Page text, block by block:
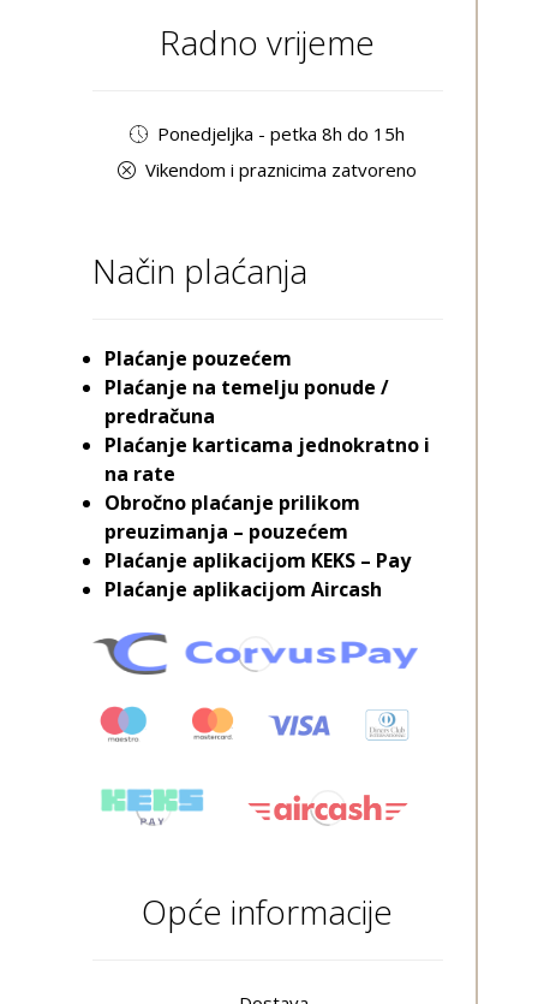
Radno vrijeme
Ponedjeljka - petka 8h do 15h
Vikendom i praznicima zatvoreno
Način plaćanja
Plaćanje pouzećem
Plaćanje na temelju ponude /
predračuna
Plaćanje karticama jednokratno i
na rate
Obročno plaćanje prilikom
preuzimanja – pouzećem
Plaćanje aplikacijom KEKS – Pay
Plaćanje aplikacijom Aircash
Opće informacije